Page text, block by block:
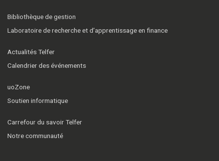
Bibliothèque de gestion
Laboratoire de recherche et d’apprentissage en finance
Actualités Telfer
Calendrier des événements
uoZone
Soutien informatique
Carrefour du savoir Telfer
Notre communauté